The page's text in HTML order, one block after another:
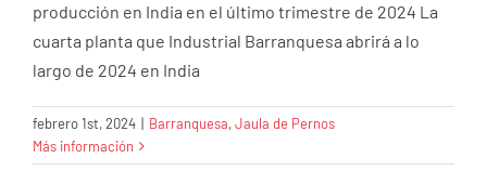
producción en India en el último trimestre de 2024 La
cuarta planta que Industrial Barranquesa abrirá a lo
largo de 2024 en India
febrero 1st, 2024 | Barranquesa,Jaula de Pernos
Más información